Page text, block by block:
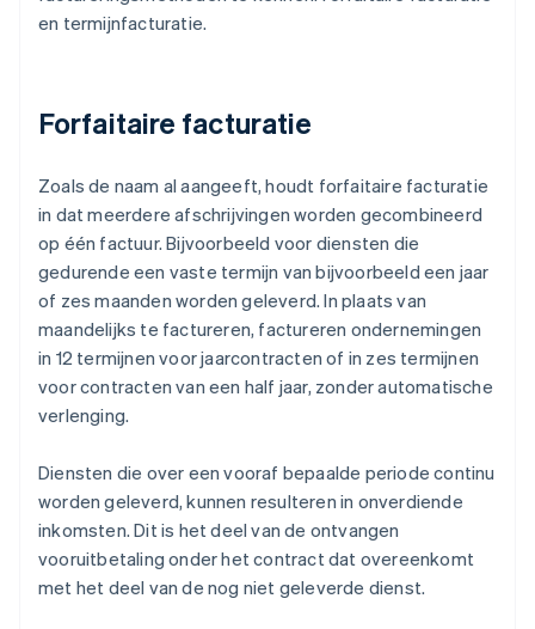
en termijnfacturatie.
Forfaitaire facturatie
Zoals de naam al aangeeft, houdt forfaitaire facturatie
in dat meerdere afschrijvingen worden gecombineerd
op één factuur. Bijvoorbeeld voor diensten die
gedurende een vaste termijn van bijvoorbeeld een jaar
of zes maanden worden geleverd. In plaats van
maandelijks te factureren, factureren ondernemingen
in 12 termijnen voor jaarcontracten of in zes termijnen
voor contracten van een half jaar, zonder automatische
verlenging.
Diensten die over een vooraf bepaalde periode continu
worden geleverd, kunnen resulteren in onverdiende
inkomsten. Dit is het deel van de ontvangen
vooruitbetaling onder het contract dat overeenkomt
met het deel van de nog niet geleverde dienst.